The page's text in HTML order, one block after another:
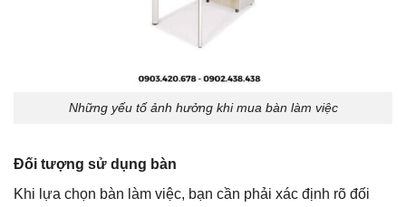
Những yếu tố ảnh hưởng khi mua bàn làm việc
Đối tượng sử dụng bàn
Khi lựa chọn bàn làm việc, bạn cần phải xác định rõ đối